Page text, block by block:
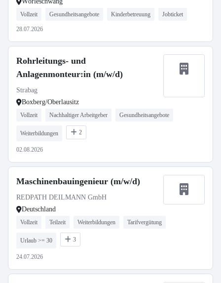
Vollzeit Gesundheitsangebote Kinderbetreuung Jobticket
28.07.2026
Rohrleitungs- und
Anlagenmonteur:in (m/w/d)
Strabag
Boxberg/Oberlausitz
Vollzeit Nachhaltiger Arbeitgeber Gesundheitsangebote
Weiterbildungen 2
02.08.2026
Maschinenbauingenieur (m/w/d)
REDPATH DEILMANN GmbH
Deutschland
Vollzeit Teilzeit Weiterbildungen Tarifvergütung
Urlaub >= 30 3
24.07.2026